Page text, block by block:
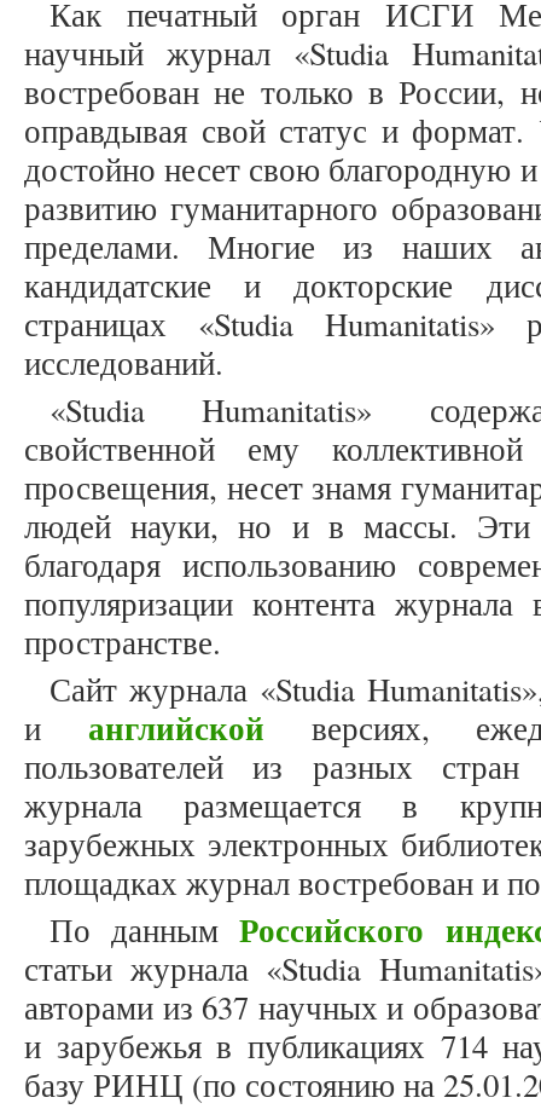
Как печатный орган ИСГИ
научный журнал «Studia
востребован не только в России,
оправдывая свой статус и
достойно несет свою благородную
развитию гуманитарного
пределами. Многие из наших
кандидатские и докторские
страницах «Studia Humanitatis»
исследований.
«Studia Humanitatis»
свойственной ему
просвещения, несет знамя
людей науки, но и в массы. Эти
благодаря использованию
популяризации контента
пространстве.
Сайт журнала «Studia
и английской версиях,
пользователей из разных
журнала размещается в
зарубежных электронных
площадках журнал востребован и
По даннымРоссийского
статьи журнала «Studia
авторами из 637 научных и
и зарубежья в публикациях 714
базу РИНЦ (по состоянию на